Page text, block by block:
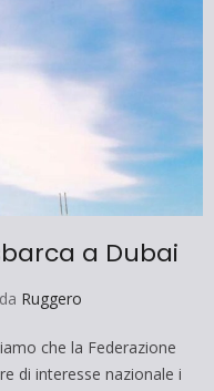
a Dubai
da Ruggero
che la Federazione
di interesse nazionale i